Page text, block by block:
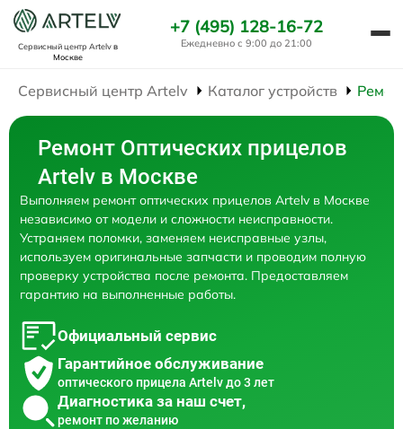
Сервисный центр Artelvв
Москве
+7 (495) 128-16-72
Ежедневно с 9:00 до 21:00
Сервисный центр Artelv Каталог устройств
Ремонт Оптических прицелов
Artelv в Москве
Выполняем ремонт оптических прицелов Artelv в Москве
независимо от модели и сложности неисправности.
Устраняем поломки, заменяем неисправные узлы,
используем оригинальные запчасти и проводим полную
проверку устройства после ремонта. Предоставляем
гарантию на выполненные работы.
Официальный сервис
Гарантийное обслуживание
оптического прицела Artelv до 3 лет
Диагностика за наш счет,
ремонт по желанию